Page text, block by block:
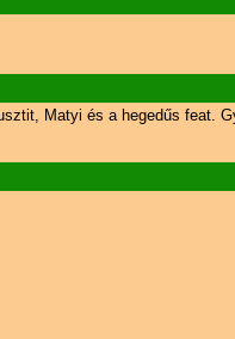
Matyi és a hegedűs feat.